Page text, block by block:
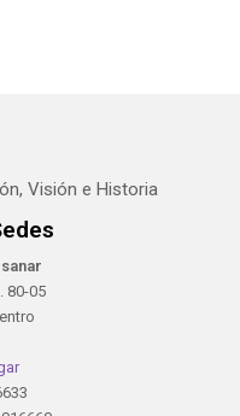
Visión e Historia
80-05